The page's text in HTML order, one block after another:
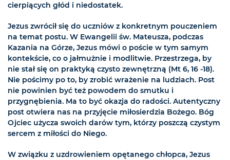
cierpiących głód i niedostatek.
Jezus zwrócił się do uczniów z konkretnym pouczeniem
na temat postu. W Ewangelii św. Mateusza, podczas
Kazania na Górze, Jezus mówi o poście w tym samym
kontekście, co o jałmużnie i modlitwie. Przestrzega, by
nie stał się on praktyką czysto zewnętrzną (Mt 6, 16 -18).
Nie pościmy po to, by zrobić wrażenie na ludziach. Post
nie powinien być też powodem do smutku i
przygnębienia. Ma to być okazja do radości. Autentyczny
post otwiera nas na przyjęcie miłosierdzia Bożego. Bóg
Ojciec użycza swoich darów tym, którzy poszczą czystym
sercem z miłości do Niego.
W związku z uzdrowieniem opętanego chłopca, Jezus